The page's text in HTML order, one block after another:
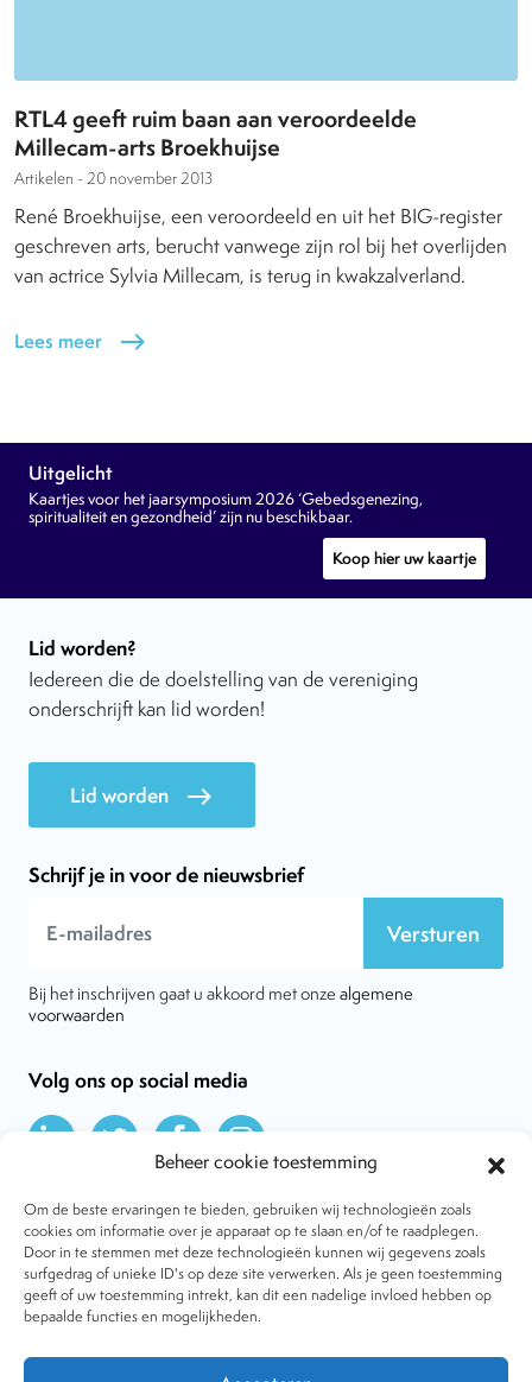
Beheer cookie toestemming
Om de beste ervaringen te bieden, gebruiken wij technologieën zoals
cookies om informatie over je apparaat op te slaan en/of te raadplegen.
Door in te stemmen met deze technologieën kunnen wij gegevens zoals
surfgedrag of unieke ID's op deze site verwerken. Als je geen toestemming
geeft of uw toestemming intrekt, kan dit een nadelige invloed hebben op
bepaalde functies en mogelijkheden.
RTL4 geeft ruim baan aan veroordeelde
Millecam-arts Broekhuijse
Artikelen - 20 november 2013
René Broekhuijse, een veroordeeld en uit het BIG-register
geschreven arts, berucht vanwege zijn rol bij het overlijden
van actrice Sylvia Millecam, is terug in kwakzalverland.
Lees meer east
Uitgelicht
Kaartjes voor het jaarsymposium 2026 ‘Gebedsgenezing,
spiritualiteit en gezondheid’ zijn nu beschikbaar.
Koop hier uw kaartje
Lid worden?
Iedereen die de doelstelling van de vereniging
onderschrijft kan lid worden!
Lid worden east
Schrijf je in voor de nieuwsbrief
Versturen
Bij het inschrijven gaat u akkoord met onze algemene
voorwaarden
Volg ons op social media
Over VtdK
Contact
Nieuws
Behandelwijzen
Dossiers